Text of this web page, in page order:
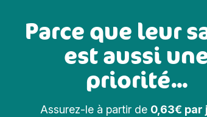
Parce que leur
est aussi
priorité...
Assurez-le à partir de 0,63€ par